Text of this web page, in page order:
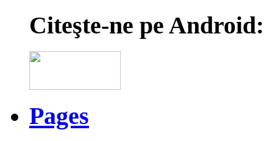
Citeşte-ne pe Android:
Pages